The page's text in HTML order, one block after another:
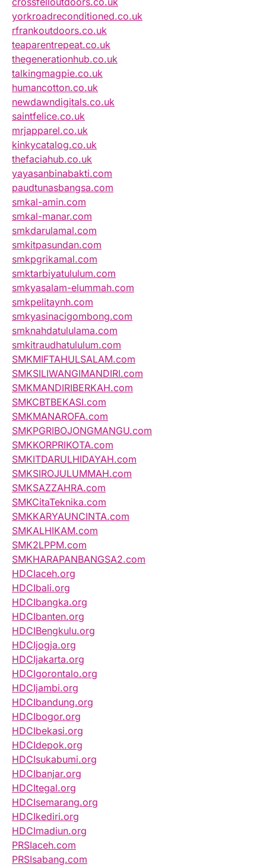
yorkroadreconditioned.co.uk
rfrankoutdoors.co.uk
teaparentrepeat.co.uk
thegenerationhub.co.uk
talkingmagpie.co.uk
humancotton.co.uk
newdawndigitals.co.uk
saintfelice.co.uk
mrjapparel.co.uk
kinkycatalog.co.uk
thefaciahub.co.uk
yayasanbinabakti.com
paudtunasbangsa.com
smkal-amin.com
smkal-manar.com
smkdarulamal.com
smkitpasundan.com
smkpgrikamal.com
smktarbiyatululum.com
smkyasalam-elummah.com
smkpelitaynh.com
smkyasinacigombong.com
smknahdatululama.com
smkitraudhatululum.com
SMKMIFTAHULSALAM.com
SMKSILIWANGIMANDIRI.com
SMKMANDIRIBERKAH.com
SMKCBTBEKASI.com
SMKMANAROFA.com
SMKPGRIBOJONGMANGU.com
SMKKORPRIKOTA.com
SMKITDARULHIDAYAH.com
SMKSIROJULUMMAH.com
SMKSAZZAHRA.com
SMKCitaTeknika.com
SMKKARYAUNCINTA.com
SMKALHIKAM.com
SMK2LPPM.com
SMKHARAPANBANGSA2.com
HDCIaceh.org
HDCIbali.org
HDCIbangka.org
HDCIbanten.org
HDCIBengkulu.org
HDCIjogja.org
HDCIjakarta.org
HDCIgorontalo.org
HDCIjambi.org
HDCIbandung.org
HDCIbogor.org
HDCIbekasi.org
HDCIdepok.org
HDCIsukabumi.org
HDCIbanjar.org
HDCItegal.org
HDCIsemarang.org
HDCIkediri.org
HDCImadiun.org
PRSIaceh.com
PRSIsabang.com